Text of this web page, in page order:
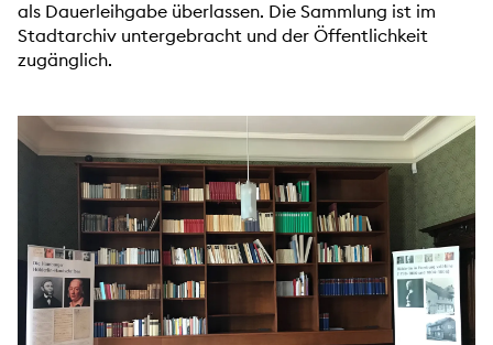
als Dauerleihgabe überlassen. Die Sammlung ist im
Stadtarchiv untergebracht und der Öffentlichkeit
zugänglich.